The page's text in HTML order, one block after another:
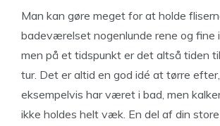
Man kan gøre meget for at holde
badeværelset nogenlunde rene og fine
men på et tidspunkt er det altså tiden
tur. Det er altid en god idé at tørre
eksempelvis har været i bad, men
ikke holdes helt væk. En del af din